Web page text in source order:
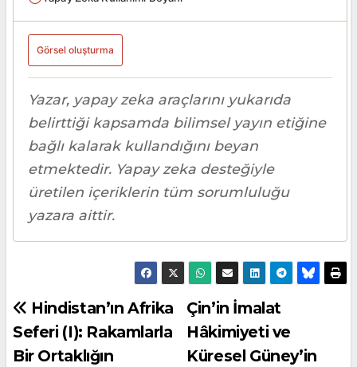
Görsel oluşturma
Yazar, yapay zeka araçlarını yukarıda
belirttiği kapsamda bilimsel yayın etiğine
bağlı kalarak kullandığını beyan
etmektedir. Yapay zeka desteğiyle
üretilen içeriklerin tüm sorumluluğu
yazara aittir.
Yazı
gezinmesi
Çin’in İmalat
Hâkimiyeti ve
Küresel Güney’in
Hindistan’ın Afrika
Seferi (I): Rakamlarla
Bir Ortaklığın